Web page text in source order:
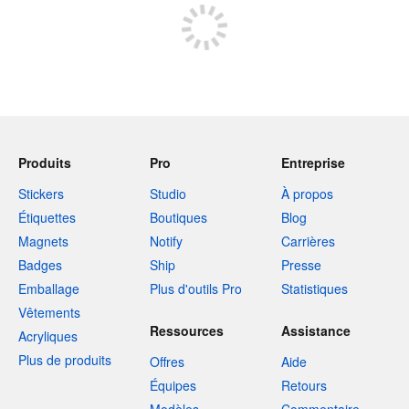
Produits
Stickers
Étiquettes
Magnets
Badges
Emballage
Vêtements
Acryliques
Plus de produits
Pro
Studio
Boutiques
Notify
Ship
Plus d'outils Pro
Entreprise
À propos
Blog
Carrières
Presse
Statistiques
Ressources
Offres
Équipes
Assistance
Aide
Retours